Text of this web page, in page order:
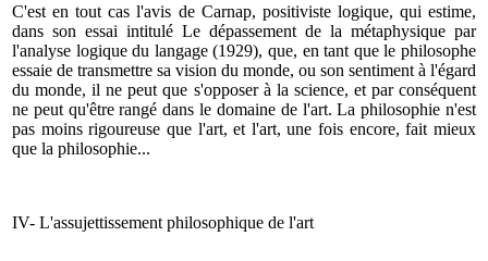
C'est en tout cas l'avis de Carnap, positiviste logique, qui estime,
dans son essai intitulé Le dépassement de la métaphysique par
l'analyse logique du langage (1929), que, en tant que le philosophe
essaie de transmettre sa vision du monde, ou son sentiment à l'égard
du monde, il ne peut que s'opposer à la science, et par conséquent
ne peut qu'être rangé dans le domaine de l'art. La philosophie n'est
pas moins rigoureuse que l'art, et l'art, une fois encore, fait mieux
que la philosophie...
IV- L'assujettissement philosophique de l'art